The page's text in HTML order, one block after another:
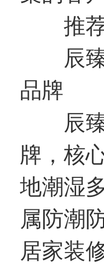
推
辰
品牌
辰
牌，核
地潮湿
属防潮
居家装